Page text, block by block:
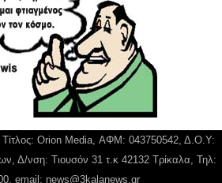
Τίτλος: Orion Media, ΑΦΜ: 043750542, Δ.Ο.Υ:
Δ/νση: Τιουσόν 31 τ.κ 42132 Τρίκαλα, Τηλ:
email: news@3kalanews.gr